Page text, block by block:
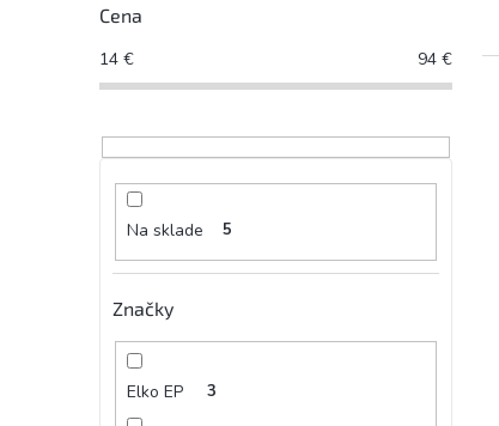
Cena
14 € 94 €
Na sklade 5
Značky
Elko EP 3